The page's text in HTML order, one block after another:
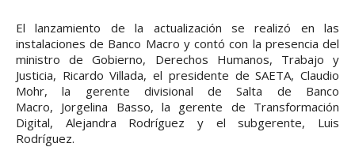
El lanzamiento de la actualización se realizó en las
instalaciones de Banco Macro y contó con la presencia del
ministro de Gobierno, Derechos Humanos, Trabajo y
Justicia, Ricardo Villada, el presidente de SAETA, Claudio
Mohr, la gerente divisional de Salta de Banco
Macro, Jorgelina Basso, la gerente de Transformación
Digital, Alejandra Rodríguez y el subgerente, Luis
Rodríguez.